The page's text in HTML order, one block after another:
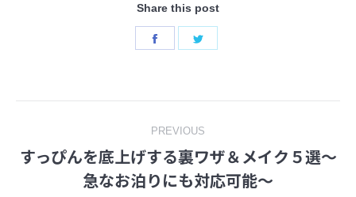
Share this post
Share
navigation
PREVIOUS
Previous
post:
すっぴんを底上げする裏ワザ＆メイク５選〜
急なお泊りにも対応可能〜